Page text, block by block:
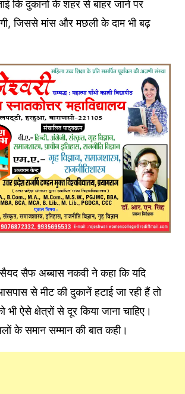
कि दुकानों के शहर से बाहर जाने पर
जिससे मांस और मछली के दाम भी बढ़
सैयद सैफ अब्बास नकवी ने कहा कि यदि
से मीट की दुकानें हटाई जा रही हैं तो
भी ऐसे क्षेत्रों से दूर किया जाना चाहिए।
के समान सम्मान की बात कही।